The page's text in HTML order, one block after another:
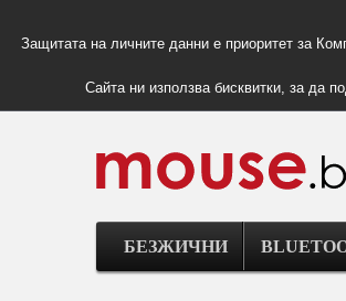
Защитата на личните данни е приоритет за
Сайта ни използва бисквитки, за да
БЕЗЖИЧНИ